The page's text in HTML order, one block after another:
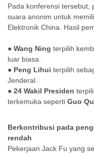
Pada konferensi tersebut,
suara anonim untuk
Elektronik China. Hasil
● Wang Ning terpilih
luar biasa.
● Peng Lihui terpilih
Jenderal.
● 24 Wakil Presiden
terkemuka seperti Guo
Berkontribusi pada
rendah
Pekerjaan Jack Fu yang